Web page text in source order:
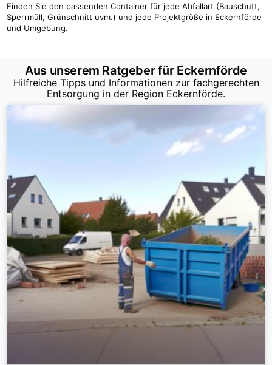
Finden Sie den passenden Container für jede Abfallart (Bauschutt,
Sperrmüll, Grünschnitt uvm.) und jede Projektgröße in Eckernförde
und Umgebung.
Aus unserem Ratgeber für Eckernförde
Hilfreiche Tipps und Informationen zur fachgerechten
Entsorgung in der Region Eckernförde.